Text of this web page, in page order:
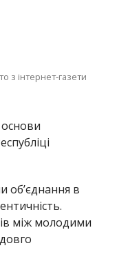
з інтернет-газети
об’єднання в
між молодими